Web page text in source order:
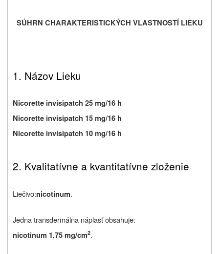
SÚHRN CHARAKTERISTICKÝCH VLASTNOSTÍ LIEKU
1. Názov Lieku
Nicorette invisipatch 25 mg/16 h
Nicorette invisipatch 15 mg/16 h
Nicorette invisipatch 10 mg/16 h
2. Kvalitatívne a kvantitatívne zloženie
Liečivo:nicotinum.
Jedna transdermálna náplasť obsahuje:
nicotinum 1,75 mg/cm2.